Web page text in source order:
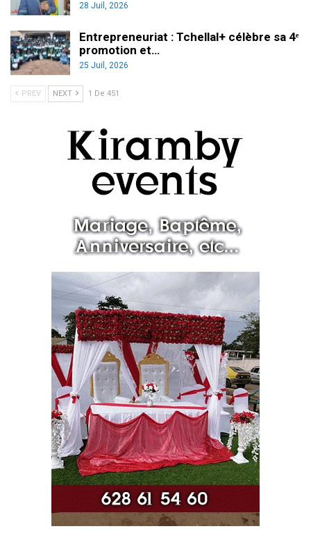
28 Juil, 2026
Entrepreneuriat : Tchellal+ célèbre sa 4ᵉ
promotion et…
25 Juil, 2026
PREV NEXT 1 De 451